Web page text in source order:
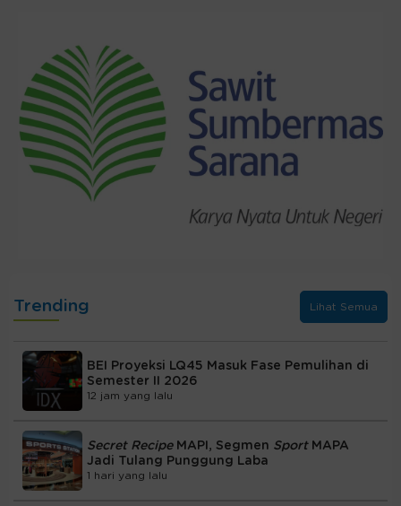
Trending Lihat Semua
BEI Proyeksi LQ45 Masuk Fase Pemulihan di
Semester II 2026
12 jam yang lalu
Secret RecipeMAPI, Segmen Sport MAPA
Jadi Tulang Punggung Laba
1 hari yang lalu